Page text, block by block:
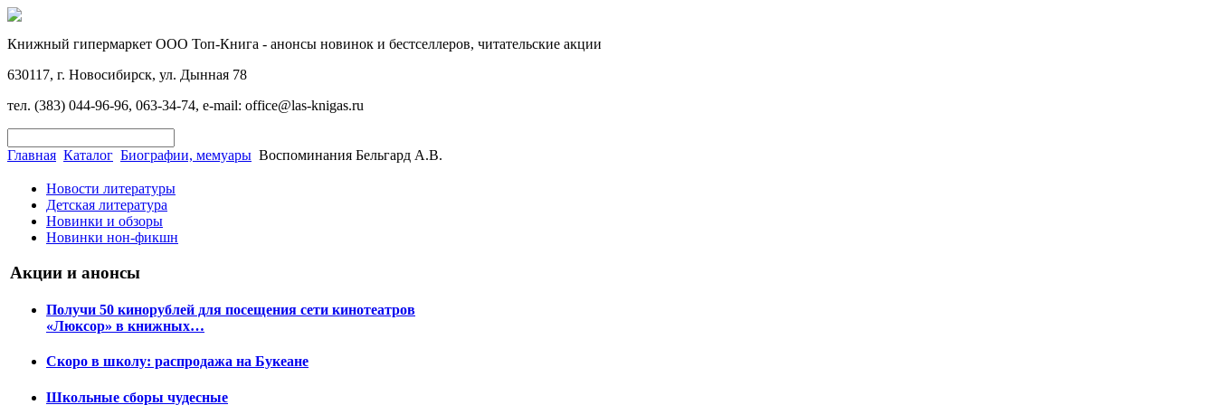
Книжный гипермаркет ООО Топ-Книга - анонсы новинок и бестселлеров, читательские акции
630117, г. Новосибирск, ул. Дынная 78
тел. (383) 044-96-96, 063-34-74, e-mail: office@las-knigas.ru
Главная Каталог Биографии, мемуары Воспоминания Бельгард А.В.
Новости литературы
Детская литература
Новинки и обзоры
Новинки нон-фикшн
Акции и анонсы
Получи 50 кинорублей для посещения сети кинотеатров
«Люксор» в книжных…
Скоро в школу: распродажа на Букеане
Школьные сборы чудесные